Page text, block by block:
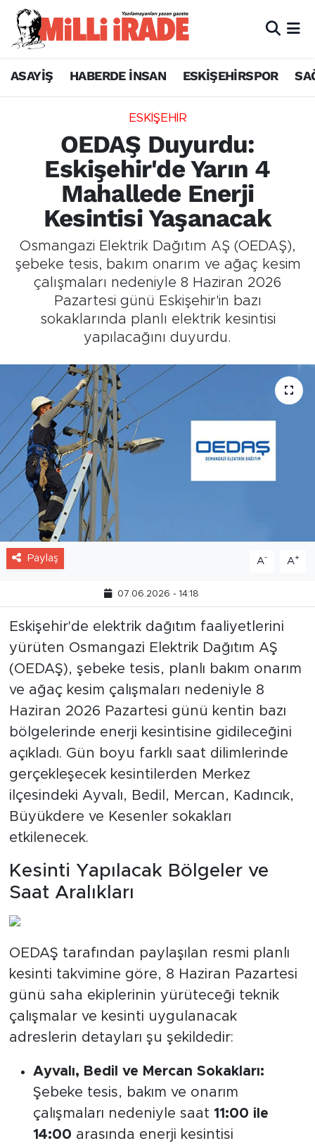
ASAYİŞ HABERDE İNSAN ESKİŞEHİRSPOR
ESKİŞEHİR
OEDAŞ Duyurdu:
Eskişehir'de Yarın 4
Mahallede Enerji
Kesintisi Yaşanacak
Osmangazi Elektrik Dağıtım AŞ (OEDAŞ),
şebeke tesis, bakım onarım ve ağaç kesim
çalışmaları nedeniyle 8 Haziran 2026
Pazartesi günü Eskişehir'in bazı
sokaklarında planlı elektrik kesintisi
yapılacağını duyurdu.
Paylaş A- A+
07.06.2026 - 14:18
Eskişehir'de elektrik dağıtım faaliyetlerini
yürüten Osmangazi Elektrik Dağıtım AŞ
(OEDAŞ), şebeke tesis, planlı bakım onarım
ve ağaç kesim çalışmaları nedeniyle 8
Haziran 2026 Pazartesi günü kentin bazı
bölgelerinde enerji kesintisine gidileceğini
açıkladı. Gün boyu farklı saat dilimlerinde
gerçekleşecek kesintilerden Merkez
ilçesindeki Ayvalı, Bedil, Mercan, Kadıncık,
Büyükdere ve Kesenler sokakları
etkilenecek.
Kesinti Yapılacak Bölgeler ve
Saat Aralıkları
OEDAŞ tarafından paylaşılan resmi planlı
kesinti takvimine göre, 8 Haziran Pazartesi
günü saha ekiplerinin yürüteceği teknik
çalışmalar ve kesinti uygulanacak
adreslerin detayları şu şekildedir:
Ayvalı, Bedil ve Mercan Sokakları:
Şebeke tesis, bakım ve onarım
çalışmaları nedeniyle saat 11:00 ile
14:00 arasında enerji kesintisi